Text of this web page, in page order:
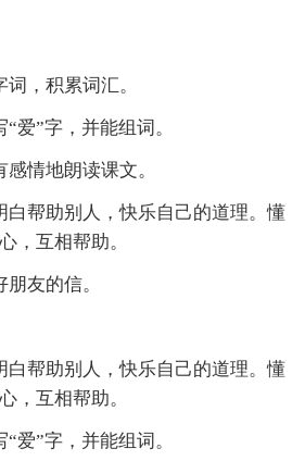
，积累词汇。
爱”字，并能组词。
情地朗读课文。
白帮助别人，快乐自己的道理。懂
，互相帮助。
友的信。
白帮助别人，快乐自己的道理。懂
，互相帮助。
爱”字，并能组词。